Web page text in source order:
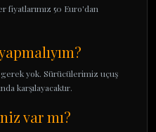
fiyatlarımız 50 Euro'dan
yok. Sürücülerimiz uçuş
karşılayacaktır.
var mı?